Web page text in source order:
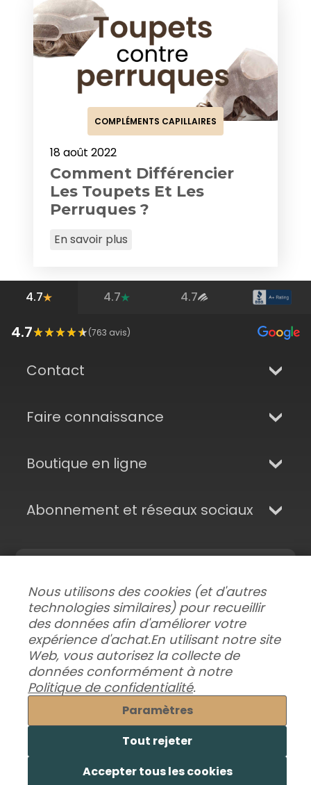
COMPLÉMENTS CAPILLAIRES
18 août 2022
Comment Différencier
Les Toupets Et Les
Perruques ?
En savoir plus
4.7 4.7 4.7
4.7 (763 avis)
Contact
Faire connaissance
Boutique en ligne
Abonnement et réseaux sociaux
© 2026 Superhairpieces.fr
Modifier les préférences de données
Livraisons, retours et garantie Confidentialité
Conditions générales
Nous utilisons des cookies (et d'autres
technologies similaires) pour recueillir
des données afin d'améliorer votre
expérience d'achat.En utilisant notre site
Web, vous autorisez la collecte de
données conformément à notre
Politique de confidentialité.
Paramètres
Tout rejeter
Accepter tous les cookies